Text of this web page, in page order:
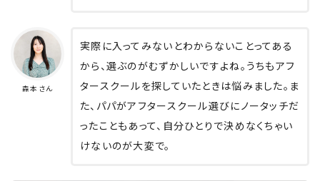
森本さん
実際に入ってみないとわからないことってある
から、選ぶのがむずかしいですよね。うちもアフ
タースクールを探していたときは悩みました。ま
た、パパがアフタースクール選びにノータッチだ
ったこともあって、自分ひとりで決めなくちゃい
けないのが大変で。